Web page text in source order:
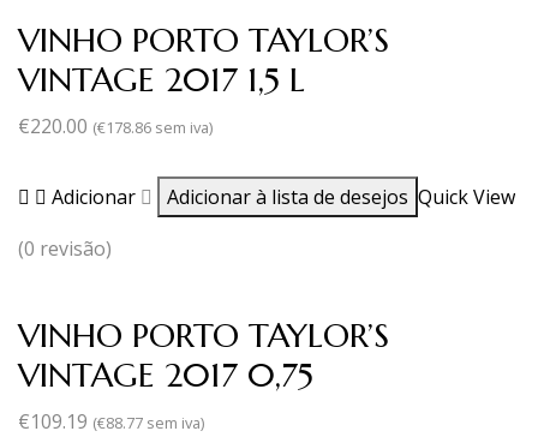
VINHO PORTO TAYLOR’S
VINTAGE 2017 1,5 L
€220.00 (€178.86 sem iva)
Adicionar Adicionar à lista de desejos Quick View
(0 revisão)
VINHO PORTO TAYLOR’S
VINTAGE 2017 0,75
€109.19 (€88.77 sem iva)